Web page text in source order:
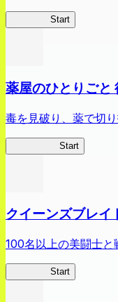
Start
薬屋のひとりごと
毒を見破り、薬で切
Start
クイーンズブレイ
100名以上の美闘士と
Start